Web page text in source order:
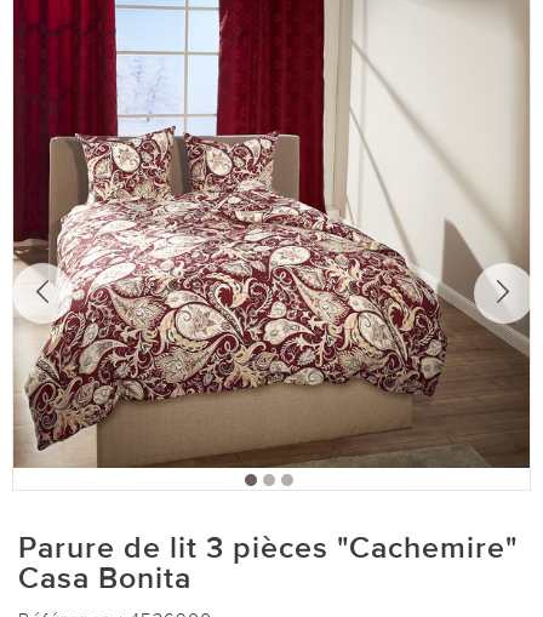
Parure de lit 3 pièces "Cachemire"
Casa Bonita